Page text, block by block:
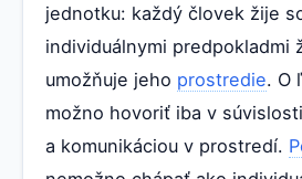
jednotku: každý človek žije
individuálnymi predpokladmi
umožňuje jeho prostredie. O
možno hovoriť iba v
a komunikáciou v prostredí.